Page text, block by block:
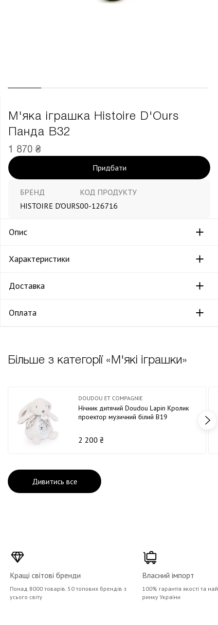
М'яка іграшка Histoire D'Ours
Панда В32
1 870 ₴
Придбати
БРЕНД
HISTOIRE D'OURS
КОД ПРОДУКТУ
00-126716
Опис
Характеристики
Доставка
Оплата
Більше з категорії «М'які іграшки»
DOUDOU ET COMPAGNIE
Нічник дитячий Doudou Lapin Кролик
проектор музичний білий В19
2 200 ₴
Дивитись все
Кращі світові бренди
Понад 8000 товарів. 50 топових брендів з
усього світу
Власний імпорт
100% гарантія якості та
ринку України